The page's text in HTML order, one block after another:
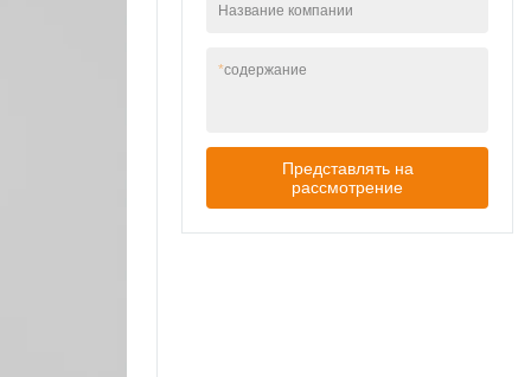
независимо
Название компании
*содержание
Представлять на
рассмотрение